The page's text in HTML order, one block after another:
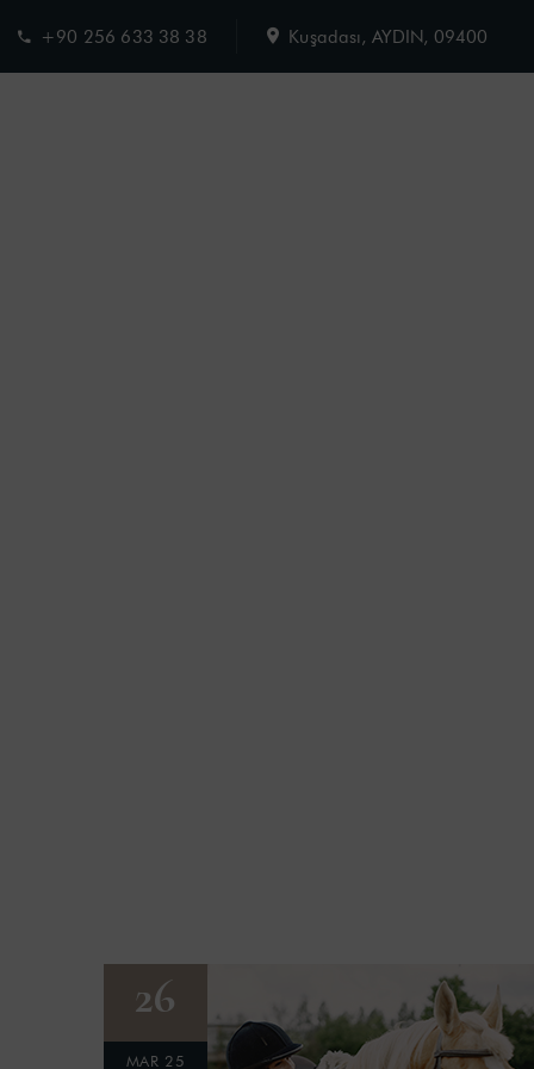
+90 256 633 38 38 Kuşadası, AYDIN, 09400
26
MAR 25